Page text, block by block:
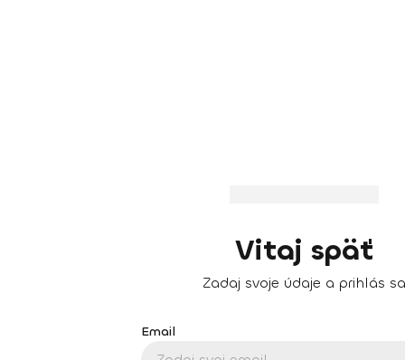
Vitaj späť
Zadaj svoje údaje a prihlás sa
Email